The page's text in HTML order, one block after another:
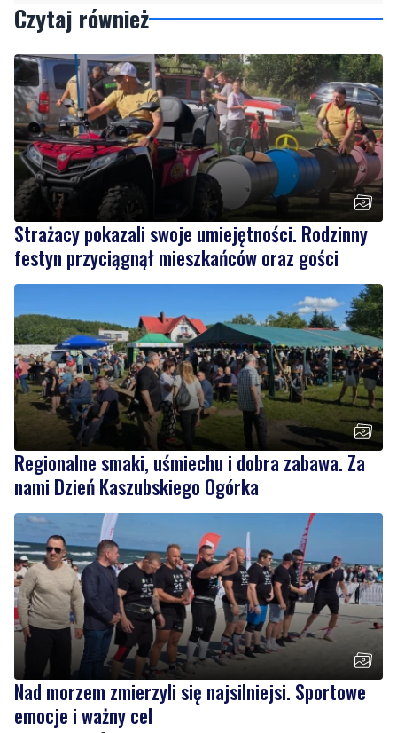
Czytaj również
Strażacy pokazali swoje umiejętności. Rodzinny
festyn przyciągnął mieszkańców oraz gości
Regionalne smaki, uśmiechu i dobra zabawa. Za
nami Dzień Kaszubskiego Ogórka
Nad morzem zmierzyli się najsilniejsi. Sportowe
emocje i ważny cel